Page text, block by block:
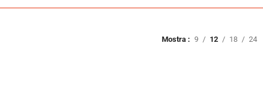
Mostra 9 12 18 24